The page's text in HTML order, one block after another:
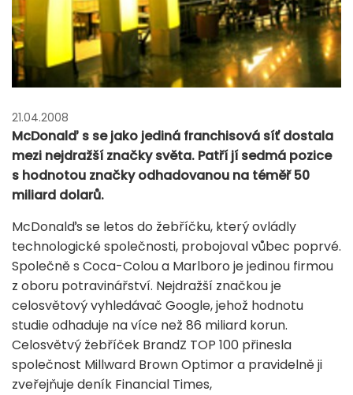
21.04.2008
McDonalď s se jako jediná franchisová síť dostala
mezi nejdražší značky světa. Patří jí sedmá pozice
s hodnotou značky odhadovanou na téměř 50
miliard dolarů.
McDonalďs se letos do žebříčku, který ovládly
technologické společnosti, probojoval vůbec poprvé.
Společně s Coca-Colou a Marlboro je jedinou firmou
z oboru potravinářství. Nejdražší značkou je
celosvětový vyhledávač Google, jehož hodnotu
studie odhaduje na více než 86 miliard korun.
Celosvětvý žebříček BrandZ TOP 100 přinesla
společnost Millward Brown Optimor a pravidelně ji
zveřejňuje deník Financial Times,